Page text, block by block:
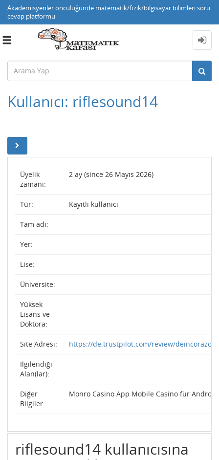
Akademisyenler öncülüğünde matematik/fizik/bilgisayar bilimleri soru
cevap platformu
Toggle
Kullanıcı: riflesound14
Üyelik
zamanı:
2 ay (since 26 Mayıs 2026)
Tür: Kayıtlı kullanıcı
Tam adı:
Yer:
Lise:
Üniversite:
Yüksek
Lisans ve
Doktora:
Site Adresi: https://de.trustpilot.com/review/
İlgilendiği
Alan(lar):
Diğer
Bilgiler:
Monro Casino App Mobile Casino für Android
riflesound14 kullanıcısına